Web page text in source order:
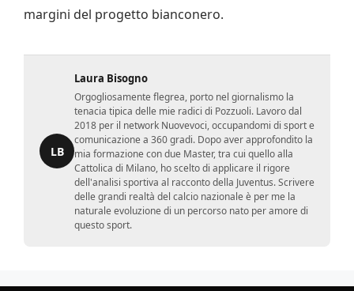
margini del progetto bianconero.
LB
Laura Bisogno
Orgogliosamente flegrea, porto nel giornalismo la
tenacia tipica delle mie radici di Pozzuoli. Lavoro dal
2018 per il network Nuovevoci, occupandomi di sport e
comunicazione a 360 gradi. Dopo aver approfondito la
mia formazione con due Master, tra cui quello alla
Cattolica di Milano, ho scelto di applicare il rigore
dell'analisi sportiva al racconto della Juventus. Scrivere
delle grandi realtà del calcio nazionale è per me la
naturale evoluzione di un percorso nato per amore di
questo sport.